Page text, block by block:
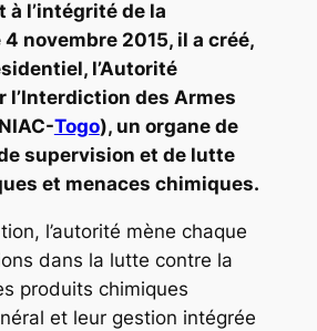
à l’intégrité de la
novembre 2015, il a créé,
l’Autorité
l’Interdiction des Armes
Togo), un organe de
supervision et de lutte
et menaces chimiques.
l’autorité mène chaque
dans la lutte contre la
produits chimiques
et leur gestion intégrée